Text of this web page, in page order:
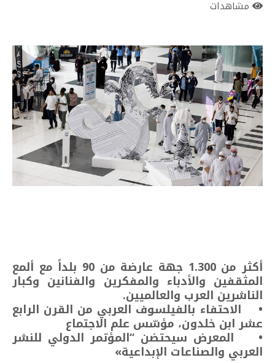
مشاهدات
أكثر من 1.300 جهة عارضة من 90 بلداً مع ألمع
المثقفين والأدباء والمفكرين والفنانين وكبار
الناشرين العرب والعالميين.
• الاحتفاء بالفيلسوف العربي من القرن الرابع
عشر ابن خلدون، مؤسّس علم الاجتماع
• المعرض سيحتضن “المؤتمر الدولي للنشر
العربي والصناعات الإبداعية»